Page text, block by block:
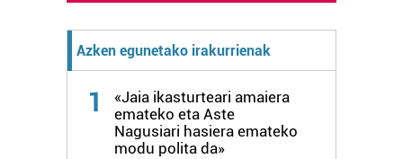
Azken egunetako irakurrienak
1
«Jaia ikasturteari amaiera
emateko eta Aste
Nagusiari hasiera emateko
modu polita da»